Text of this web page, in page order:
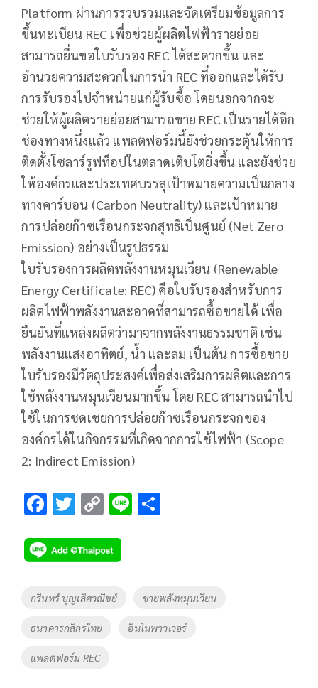
Platform ผ่านการรวบรวมและจัดเตรียมข้อมูลการ
ขึ้นทะเบียน REC เพื่อช่วยผู้ผลิตไฟฟ้ารายย่อย
สามารถยื่นขอใบรับรอง REC ได้สะดวกขึ้น และ
อำนวยความสะดวกในการนำ REC ที่ออกและได้รับ
การรับรองไปจำหน่ายแก่ผู้รับซื้อ โดยนอกจากจะ
ช่วยให้ผู้ผลิตรายย่อยสามารถขาย REC เป็นรายได้อีก
ช่องทางหนึ่งแล้ว แพลตฟอร์มนี้ยังช่วยกระตุ้นให้การ
ติดตั้งโซลาร์รูฟท็อปในตลาดเติบโตยิ่งขึ้น และยังช่วย
ให้องค์กรและประเทศบรรลุเป้าหมายความเป็นกลาง
ทางคาร์บอน (Carbon Neutrality) และเป้าหมาย
การปล่อยก๊าซเรือนกระจกสุทธิเป็นศูนย์ (Net Zero
Emission) อย่างเป็นรูปธรรม
ใบรับรองการผลิตพลังงานหมุนเวียน (Renewable
Energy Certificate: REC) คือใบรับรองสำหรับการ
ผลิตไฟฟ้าพลังงานสะอาดที่สามารถซื้อขายได้ เพื่อ
ยืนยันที่แหล่งผลิตว่ามาจากพลังงานธรรมชาติ เช่น
พลังงานแสงอาทิตย์, น้ำ และลม เป็นต้น การซื้อขาย
ใบรับรองมีวัตถุประสงค์เพื่อส่งเสริมการผลิตและการ
ใช้พลังงานหมุนเวียนมากขึ้น โดย REC สามารถนำไป
ใช้ในการชดเชยการปล่อยก๊าซเรือนกระจกของ
องค์กรได้ในกิจกรรมที่เกิดจากการใช้ไฟฟ้า (Scope
2: Indirect Emission)
F
e
b
o
k
T
tt
er
C
p
y
Li
Li
Tags
กรินทร์ บุญเลิศวณิชย์ ขายพลังหมุนเวียน
ธนาคารกสิกรไทย อินโนพาวเวอร์
แพลตฟอร์ม REC